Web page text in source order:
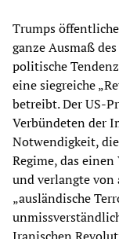
Trumps
ganze Ausmaß
politische
eine siegreiche
betreibt. Der US-
Verbündeten der
Notwendigkeit,
Regime, das
und verlangte von
„ausländische